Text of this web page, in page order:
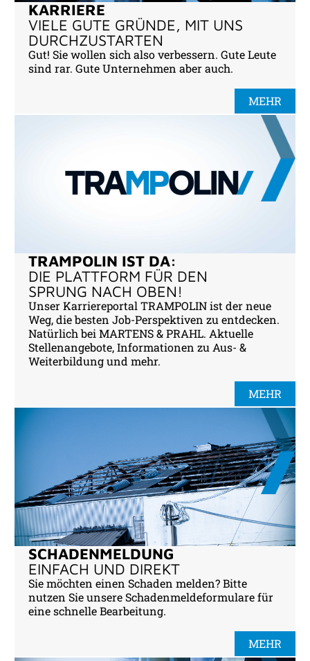
KARRIERE
VIELE GUTE GRÜNDE, MIT UNS
DURCHZUSTARTEN
Gut! Sie wollen sich also verbessern. Gute Leute
sind rar. Gute Unternehmen aber auch.
MEHR
TRAMPOLIN IST DA:
DIE PLATTFORM FÜR DEN
SPRUNG NACH OBEN!
Unser Karriereportal TRAMPOLIN ist der neue
Weg, die besten Job-Perspektiven zu entdecken.
Natürlich bei MARTENS & PRAHL. Aktuelle
Stellenangebote, Informationen zu Aus- &
Weiterbildung und mehr.
MEHR
SCHADENMELDUNG
EINFACH UND DIREKT
Sie möchten einen Schaden melden? Bitte
nutzen Sie unsere Schadenmeldeformulare für
eine schnelle Bearbeitung.
MEHR